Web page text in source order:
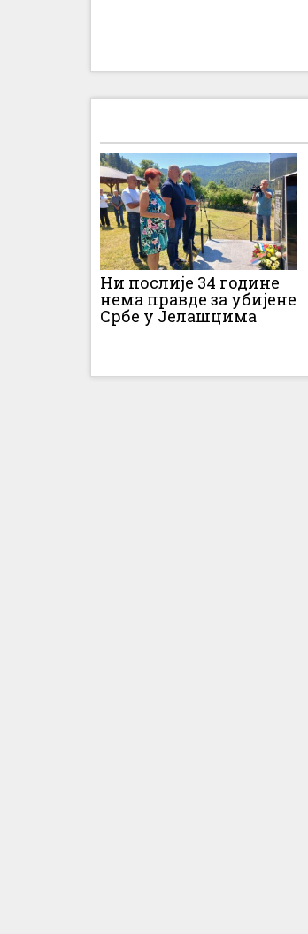
Ни послије 34 године
нема правде за убијене
Србе у Јелашцима